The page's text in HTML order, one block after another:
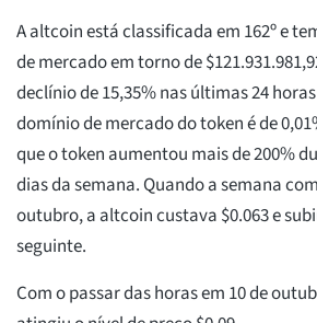
A altcoin está classificada em 162º e
de mercado em torno de
declínio de 15,35% nas últimas 24
domínio de mercado do token é de
que o token aumentou mais de 200%
dias da semana. Quando a semana
outubro, a altcoin custava $0.063 e
seguinte.
Com o passar das horas em 10 de